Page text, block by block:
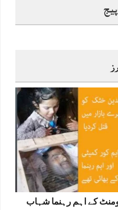
کے اہم رہنما شہاب